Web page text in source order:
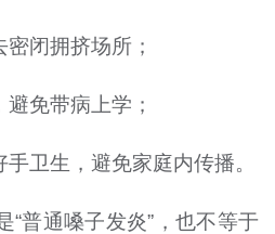
闭拥挤场所；
免带病上学；
卫生，避免家庭内传播。
“普通嗓子发炎”，也不等于